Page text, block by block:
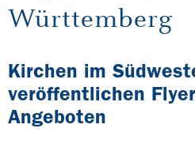
Württemberg
Kirchen im
veröffentlichen
Angeboten